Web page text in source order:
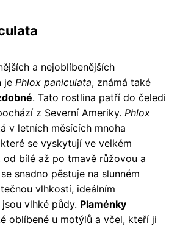
a nejoblíbenějších
je Phlox paniculata, známá také
. Tato rostlina patří do čeledi
z Severní Ameriky. Phlox
v letních měsících mnoha
se vyskytují ve velkém
od bílé až po tmavě růžovou a
snadno pěstuje na slunném
vlhkostí, ideálním
vlhké půdy. Plaménky
oblíbené u motýlů a včel, kteří ji